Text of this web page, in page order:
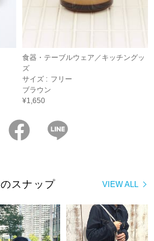
食器・テーブルウェア／キッチングッ
ズ
サイズ : フリー
ブラウン
¥1,650
facebook
VIEW ALL
スナップ